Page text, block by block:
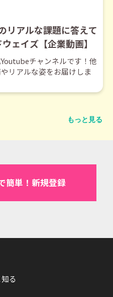
リアルな課題に答えて
ェイズ【企業動画】
チャンネルです！他
リアルな姿をお届けしま
もっと見る
簡単！新規登録
る